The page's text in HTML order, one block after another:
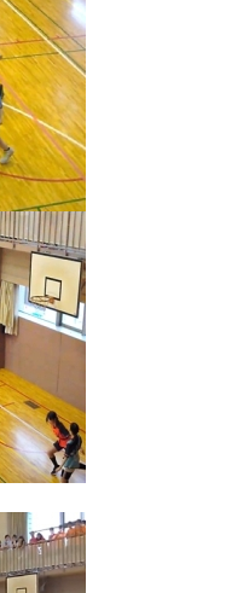
進路プログラム
卒業生の活躍
1年留学の制度
本校の姉妹校・友好校
デジタルパンフレット
入試結果
入試Q&A
KICHIJO NEWS